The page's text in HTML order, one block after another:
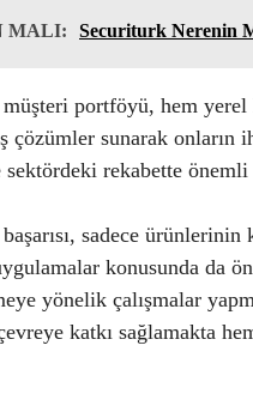
MALI: Securiturk Nerenin
portföyü, hem
sunarak onların
sektördeki rekabette
sadece
konusunda da
yönelik çalışmalar
katkı sağlamakta